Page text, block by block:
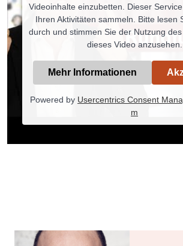
Videoinhalte einzubetten. Dieser
Ihren Aktivitäten sammeln. Bitte lesen
durch und stimmen Sie der Nutzung
dieses Video anzusehen.
Mehr Informationen
Powered by Usercentrics Consent
m